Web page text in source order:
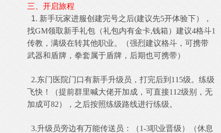
三 、开启旅程
1. 新手玩家进服创建完号之后(建议先5开体验下），
找GM领取新手礼包（礼包内有金卡,钱箱）建议4格斗1
传教，满级在转其他职业。（强烈建议格斗，可携带
武器和盾牌，拳套属于盾牌，后期也可携带）
2.东门医院门口有新手升级员 ，打完后到115级。练级
飞快！（提前群里喊大佬开加成，可直接112级别，无
加成可82），之后按照练级路线进行练级。
3.升级员旁边有万能传送员： （1-3职业晋级）（休息